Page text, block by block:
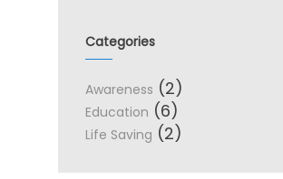
Categories
Awareness (2)
Education (6)
Life Saving (2)